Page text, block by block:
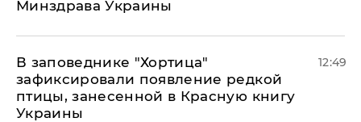
Минздрава Украины
В заповеднике "Хортица"
зафиксировали появление редкой
птицы, занесенной в Красную книгу
Украины
12:49